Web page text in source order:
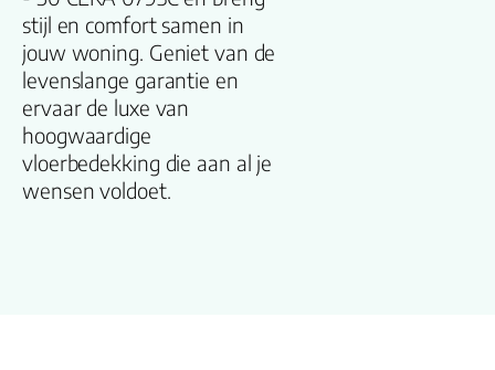
stijl en comfort samen in
jouw woning. Geniet van de
levenslange garantie en
ervaar de luxe van
hoogwaardige
vloerbedekking die aan al je
wensen voldoet.